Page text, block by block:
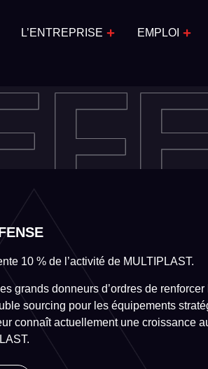
L’ENTREPRISE EMPLOI
10 % de l’activité de MULTIPLAST.
grands donneurs d’ordres de
sourcing pour les équipements
connaît actuellement une croissance